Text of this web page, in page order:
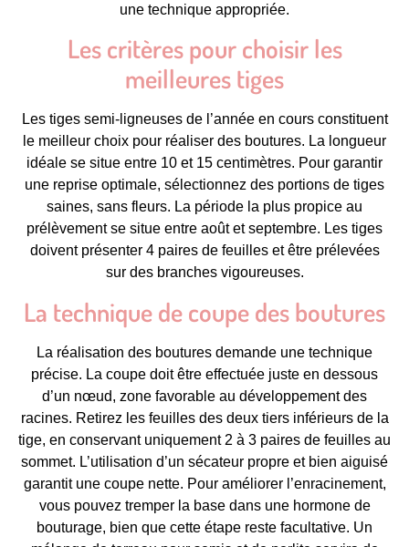
une technique appropriée.
Les critères pour choisir les
meilleures tiges
Les tiges semi-ligneuses de l’année en cours constituent
le meilleur choix pour réaliser des boutures. La longueur
idéale se situe entre 10 et 15 centimètres. Pour garantir
une reprise optimale, sélectionnez des portions de tiges
saines, sans fleurs. La période la plus propice au
prélèvement se situe entre août et septembre. Les tiges
doivent présenter 4 paires de feuilles et être prélevées
sur des branches vigoureuses.
La technique de coupe des boutures
La réalisation des boutures demande une technique
précise. La coupe doit être effectuée juste en dessous
d’un nœud, zone favorable au développement des
racines. Retirez les feuilles des deux tiers inférieurs de la
tige, en conservant uniquement 2 à 3 paires de feuilles au
sommet. L’utilisation d’un sécateur propre et bien aiguisé
garantit une coupe nette. Pour améliorer l’enracinement,
vous pouvez tremper la base dans une hormone de
bouturage, bien que cette étape reste facultative. Un